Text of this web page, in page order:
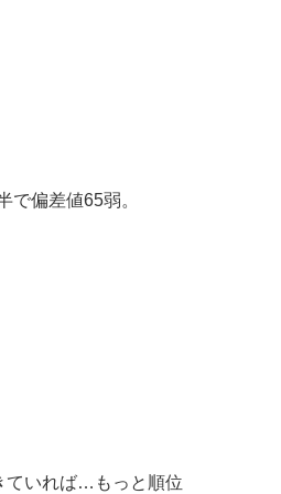
偏差値65弱。
ていれば…もっと順位